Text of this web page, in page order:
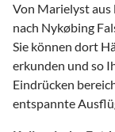
Von Marielyst aus
nach Nykøbing
Sie können dort
erkunden und so
Eindrücken
entspannte